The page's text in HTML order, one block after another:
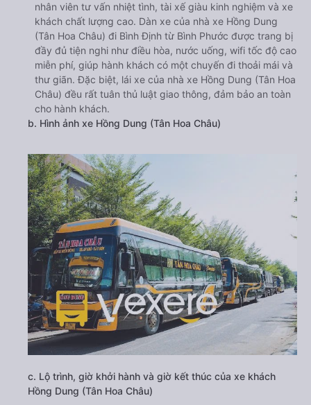
nhân viên tư vấn nhiệt tình, tài xế giàu kinh nghiệm và xe
khách chất lượng cao. Dàn xe của nhà xe Hồng Dung
(Tân Hoa Châu) đi Bình Định từ Bình Phước được trang bị
đầy đủ tiện nghi như điều hòa, nước uống, wifi tốc độ cao
miễn phí, giúp hành khách có một chuyến đi thoải mái và
thư giãn. Đặc biệt, lái xe của nhà xe Hồng Dung (Tân Hoa
Châu) đều rất tuân thủ luật giao thông, đảm bảo an toàn
cho hành khách.
b. Hình ảnh xe Hồng Dung (Tân Hoa Châu)
c. Lộ trình, giờ khởi hành và giờ kết thúc của xe khách
Hồng Dung (Tân Hoa Châu)